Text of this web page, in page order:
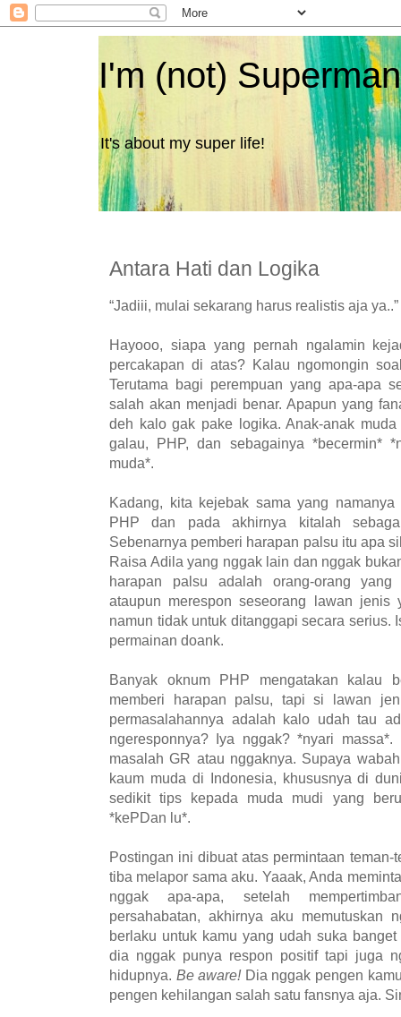
I'm (not)
It's about my super life!
Antara Hati dan Logika
“Jadiii, mulai sekarang harus realistis aja
Hayooo, siapa yang pernah ngalamin
percakapan di atas? Kalau ngomongin
Terutama bagi perempuan yang apa-apa
salah akan menjadi benar. Apapun yang
deh kalo gak pake logika. Anak-anak
galau, PHP, dan sebagainya *becermin*
muda*.
Kadang, kita kejebak sama yang
PHP dan pada akhirnya kitalah
Sebenarnya pemberi harapan palsu itu apa
Raisa Adila yang nggak lain dan nggak
harapan palsu adalah orang-orang yang
ataupun merespon seseorang lawan jenis
namun tidak untuk ditanggapi secara serius.
permainan doank.
Banyak oknum PHP mengatakan kalau
memberi harapan palsu, tapi si lawan
permasalahannya adalah kalo udah tau
ngeresponnya? Iya nggak? *nyari
masalah GR atau nggaknya. Supaya
kaum muda di Indonesia, khususnya di
sedikit tips kepada muda mudi yang
*kePDan lu*.
Postingan ini dibuat atas permintaan
tiba melapor sama aku. Yaaak, Anda
nggak apa-apa, setelah
persahabatan, akhirnya aku memutuskan
berlaku untuk kamu yang udah suka
dia nggak punya respon positif tapi juga
hidupnya. Be aware!Dia nggak pengen
pengen kehilangan salah satu fansnya aja.